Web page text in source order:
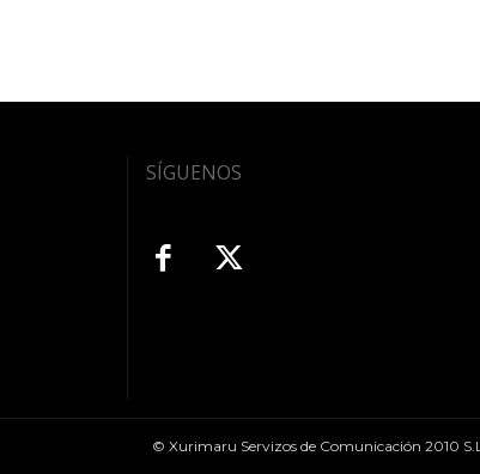
SÍGUENOS
© Xurimaru Servizos de Comunicación 2010 S.L.